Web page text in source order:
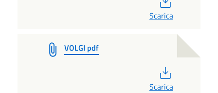
Scarica
VOLGI pdf
Scarica